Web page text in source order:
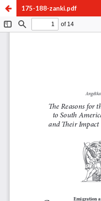
175-188-zanki.pdf